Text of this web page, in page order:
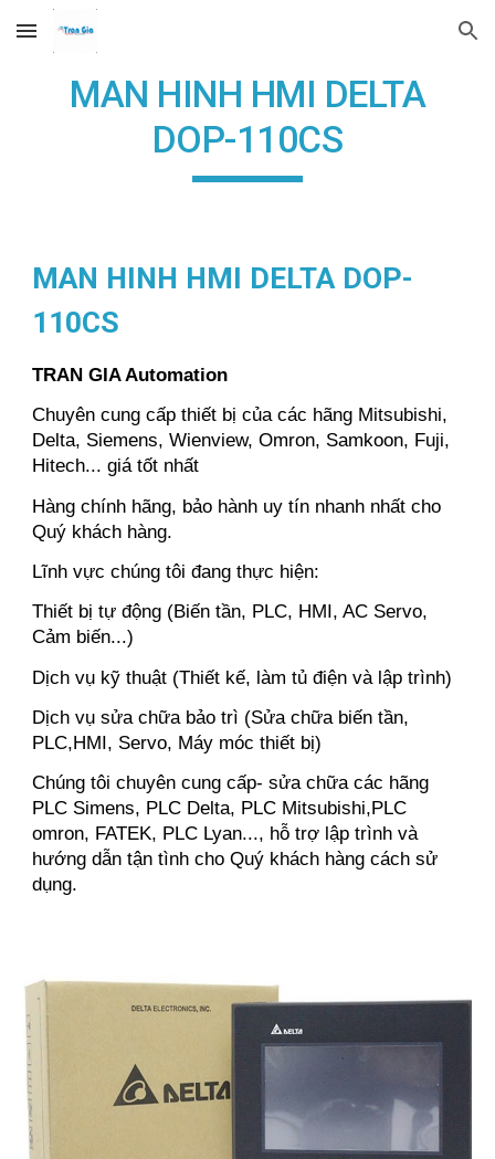
Skip to main content Skip to navigation
MAN HINH HMI DELTA
DOP-110CS
MAN HINH HMI DELTA DOP-
110CS
TRAN GIA Automation
Chuyên cung cấp thiết bị của các hãng Mitsubishi,
Delta, Siemens, Wienview, Omron, Samkoon, Fuji,
Hitech... giá tốt nhất
Hàng chính hãng, bảo hành uy tín nhanh nhất cho
Quý khách hàng.
Lĩnh vực chúng tôi đang thực hiện:
Thiết bị tự động (Biến tần, PLC, HMI, AC Servo,
Cảm biến...)
Dịch vụ kỹ thuật (Thiết kế, làm tủ điện và lập trình)
Dịch vụ sửa chữa bảo trì (Sửa chữa biến tần,
PLC,HMI, Servo, Máy móc thiết bị)
Chúng tôi chuyên cung cấp- sửa chữa các hãng
PLC Simens, PLC Delta, PLC Mitsubishi,PLC
omron, FATEK, PLC Lyan..., hỗ trợ lập trình và
hướng dẫn tận tình cho Quý khách hàng cách sử
dụng.